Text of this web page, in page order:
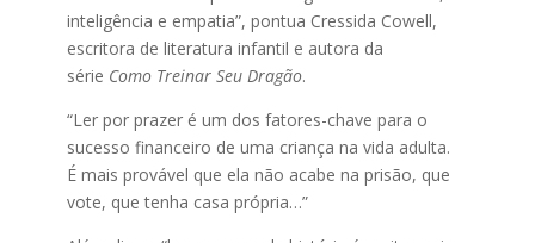
inteligência e empatia”, pontua Cressida Cowell,
escritora de literatura infantil e autora da
série Como Treinar Seu Dragão.
“Ler por prazer é um dos fatores-chave para o
sucesso financeiro de uma criança na vida adulta.
É mais provável que ela não acabe na prisão, que
vote, que tenha casa própria…”